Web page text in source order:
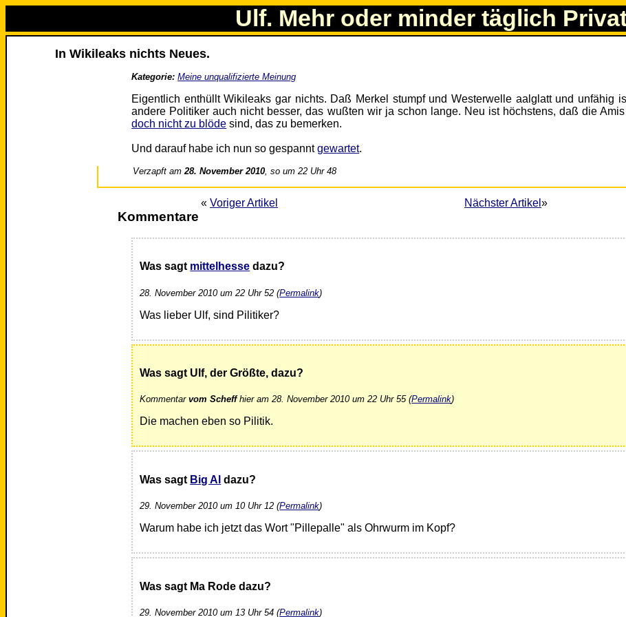
Ulf. Mehr oder minder täglich
In Wikileaks nichts Neues.
Kategorie: Meine unqualifizierte Meinung
Eigentlich enthüllt Wikileaks gar nichts. Daß Merkel stumpf und Westerwelle aalglatt und unfähig
andere Politiker auch nicht besser, das wußten wir ja schon lange. Neu ist höchstens, daß die Amis
doch nicht zu blöde sind, das zu bemerken.
Und darauf habe ich nun so gespanntgewartet.
Verzapft am28. November 2010, so um 22 Uhr 48
« Voriger Artikel Nächster Artikel »
Kommentare
Was sagt mittelhesse dazu?
28. November 2010 um 22 Uhr 52 (Permalink)
Was lieber Ulf, sind Pilitiker?
Was sagt Ulf, der Größte, dazu?
Kommentarvom Scheffhier am 28. November 2010 um 22 Uhr 55 (Permalink)
Die machen eben so Pilitik.
Was sagt Big Al dazu?
29. November 2010 um 10 Uhr 12 (Permalink)
Warum habe ich jetzt das Wort "Pillepalle" als Ohrwurm im Kopf?
Was sagt Ma Rode dazu?
29. November 2010 um 13 Uhr 54 (Permalink)